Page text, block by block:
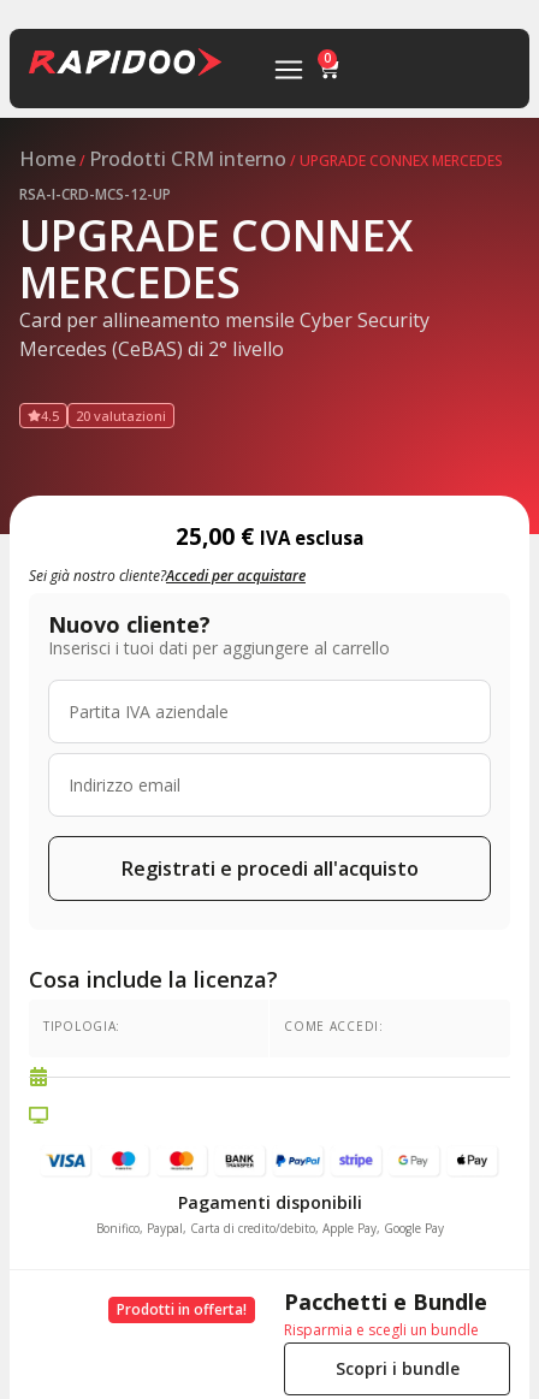
0
Home/ Prodotti CRM interno / UPGRADE CONNEX MERCEDES
RSA-I-CRD-MCS-12-UP
UPGRADE CONNEX
MERCEDES
Card per allineamento mensile Cyber Security
Mercedes (CeBAS) di 2° livello
4.5 20 valutazioni
25,00 € IVA esclusa
Sei già nostro cliente?Accedi per acquistare
Nuovo cliente?
Inserisci i tuoi dati per aggiungere al carrello
Registrati e procedi all'acquisto
Cosa include la licenza?
TIPOLOGIA: COME ACCEDI:
Pagamenti disponibili
Bonifico, Paypal, Carta di credito/debito, Apple Pay, Google Pay
Prodotti in offerta! Pacchetti e Bundle
Risparmia e scegli un bundle
Scopri i bundle